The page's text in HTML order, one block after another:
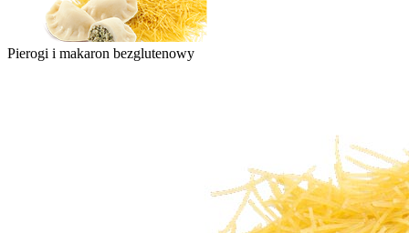
Pierogi i makaron bezglutenowy